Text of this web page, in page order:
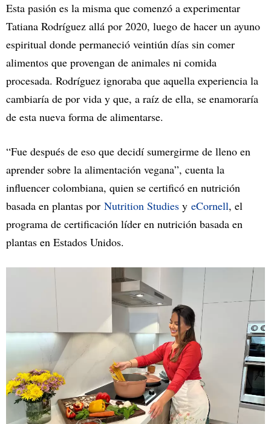
Esta pasión es la misma que comenzó a experimentar
Tatiana Rodríguez allá por 2020, luego de hacer un ayuno
espiritual donde permaneció veintiún días sin comer
alimentos que provengan de animales ni comida
procesada. Rodríguez ignoraba que aquella experiencia la
cambiaría de por vida y que, a raíz de ella, se enamoraría
de esta nueva forma de alimentarse.
“Fue después de eso que decidí sumergirme de lleno en
aprender sobre la alimentación vegana”, cuenta la
influencer colombiana, quien se certificó en nutrición
basada en plantas por Nutrition Studies y eCornell, el
programa de certificación líder en nutrición basada en
plantas en Estados Unidos.